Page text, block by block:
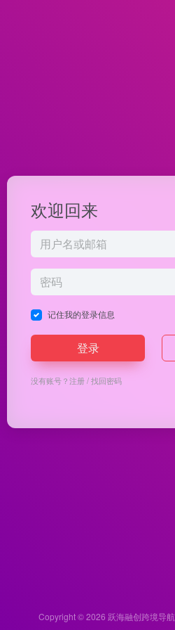
欢迎回来
记住我的登录信息
登录
没有账号？注册/找回密码
Copyright © 2026 跃海融创跨境导航